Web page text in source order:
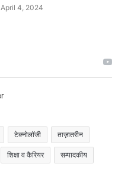
April 4, 2024
टेक्नोलॉजी ताज़ातरीन
शिक्षा व कैरियर सम्पादकीय